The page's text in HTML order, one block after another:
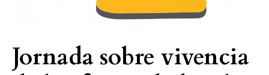
Jornada sobre vivencia